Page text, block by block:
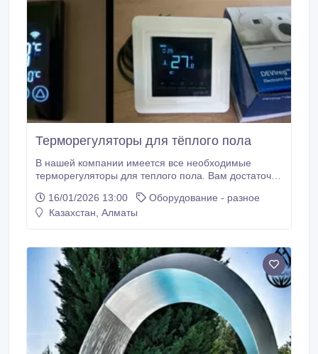
Терморегуляторы для тёплого пола
В нашей компании имеется все необходимые
терморегуляторы для теплого пола. Вам достаточно
на обратный звонок и наши специалисты с вами
свяжутся и ответят на все ваши вопросы. О том, как
16/01/2026 13:00
Оборудование - разное
Казахстан, Алматы